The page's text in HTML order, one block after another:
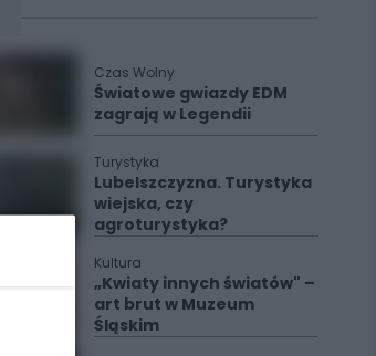
Czas Wolny
Światowe gwiazdy EDM
zagrają w Legendii
Turystyka
Lubelszczyzna. Turystyka
wiejska, czy
agroturystyka?
Kultura
„Kwiaty innych światów" –
art brut w Muzeum
Śląskim